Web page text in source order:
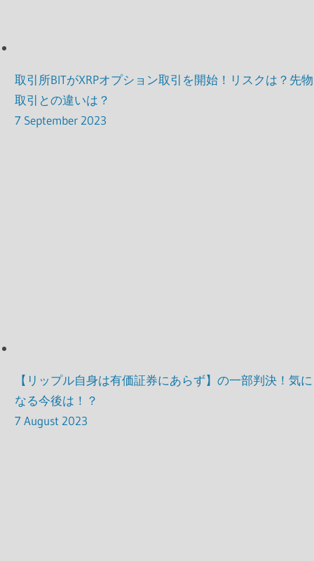
取引所BITがXRPオプション取引を開始！リスクは？先物
取引との違いは？
7 September 2023
【リップル自身は有価証券にあらず】の一部判決！気に
なる今後は！？
7 August 2023